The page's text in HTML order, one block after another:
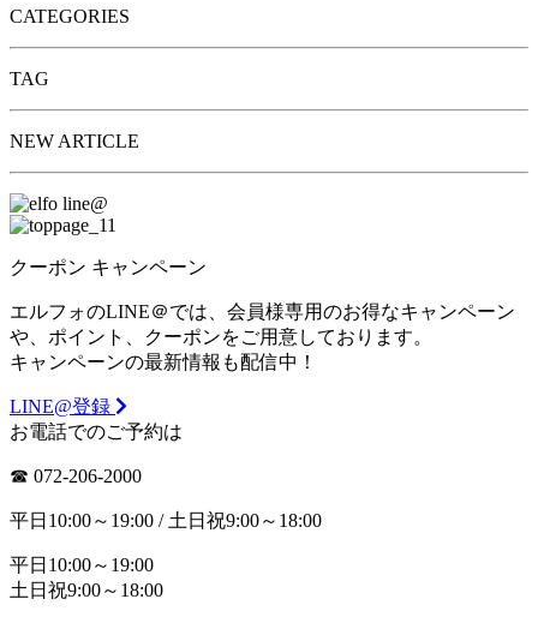
CATEGORIES
TAG
NEW ARTICLE
クーポン キャンペーン
エルフォのLINE＠では、会員様専用のお得なキャンペーン
や、ポイント、クーポンをご用意しております。
キャンペーンの最新情報も配信中！
LINE@登録
お電話でのご予約は
☎︎ 072-206-2000
平日10:00～19:00 / 土日祝9:00～18:00
平日10:00～19:00
土日祝9:00～18:00